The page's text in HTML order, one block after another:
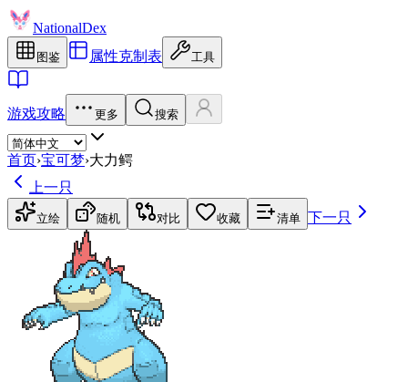
NationalDex
图鉴 属性克制表 工具
游戏攻略 更多 搜索
首页›宝可梦›大力鳄
上一只
立绘 随机 对比 收藏 清单 下一只